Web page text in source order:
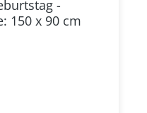
-
150 x 90 cm